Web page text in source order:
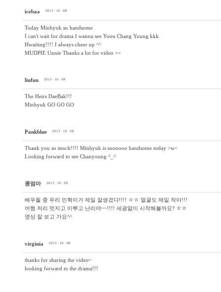
icebaa 2013 · 10 · 08
Today Minhyuk so handsome
I can't wait for drama I wanna see Yoon Chang Young kkk
Hwaiting!!!! I always cheer up ^^
MUDPIE Unnie Thanks a lot for video ><
liufun 2013 · 10 · 08
The Heirs DaeBak!!!
Minhyuk GO GO GO
Pankblue 2013 · 10 · 08
Thank you so much!!!! Minhyuk is soooooo handsome today >w<
Looking forward to see Chanyoung ^_^
콩엄마 2013 · 10 · 08
배우들 중 우리 민혁이가 제일 잘생겼다!!!! ㅎㅎ 얼굴도 제일 작아!!!
어쩜 저리 멋지고 이뿌고 난리야~~!!!! 세광앓이 시작해볼까요? ㅎㅎ
영상 잘 보고 가요^^
virginia 2013 · 10 · 08
thanks for sharing the video~
looking forward to the drama!!!